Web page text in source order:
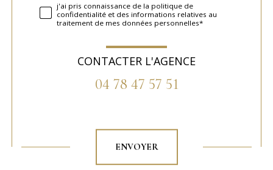
j'ai pris connaissance de la politique de
confidentialité et des informations relatives au
traitement de mes données personnelles*
CONTACTER L'AGENCE
04 78 47 57 51
ENVOYER